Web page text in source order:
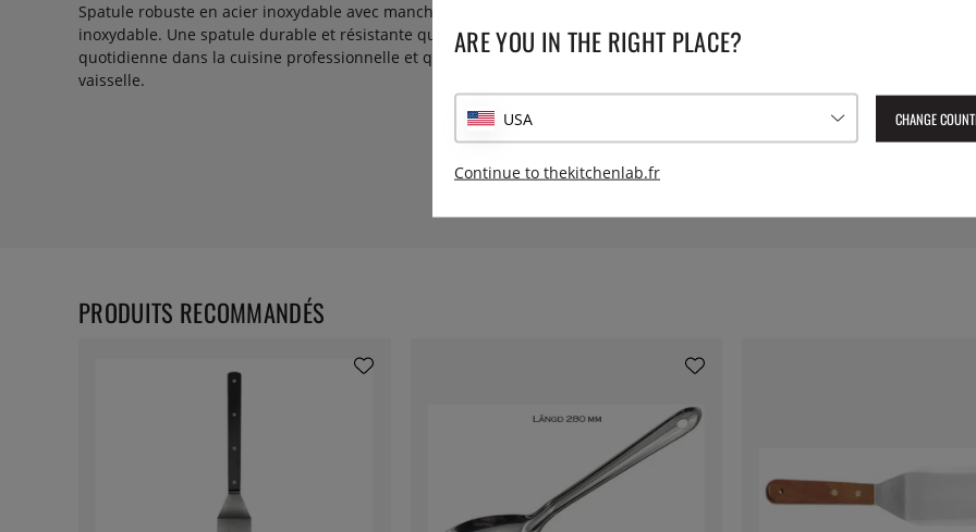
Spatule robuste en acier inoxydable avec manche en POM résistant et rivets en acier
inoxydable. Une spatule durable et résistante qui peut supporter une utilisation
quotidienne dans la cuisine professionnelle et qui peut donc être lavée au lave-
vaisselle.
Numéro de l'article livré :
PRODUITS RECOMMANDÉS
ARE YOU IN THE RIGHT PLACE?
USA CHANGE
Continue to thekitchenlab.fr